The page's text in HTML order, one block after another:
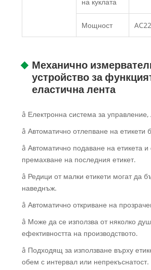
Мощност
Механично
устройство за
еластична лента
â Електронна система за
â Автоматично отлепване на етикети
â Автоматично подаване на етикета
премахване на последния етикет.
â Редици от малки етикети могат да
наведнъж.
â Автоматично откриване на
â Може да се използва от няколко
ефективността на производството.
â Подходящ за използване върху
обем с интервал или непрекъснатост.